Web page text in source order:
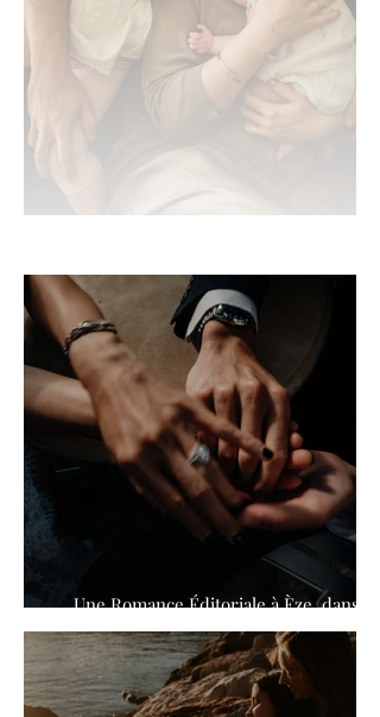
Une Romance Éditoriale à Èze, dans le
Sud de la France